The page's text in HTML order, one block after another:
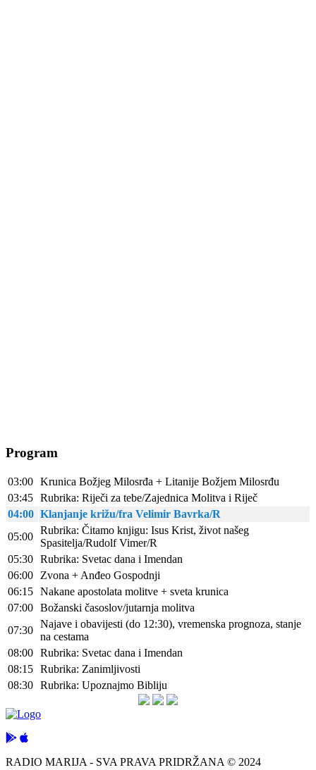
Program
03:00 Krunica Božjeg Milosrđa + Litanije Božjem Milosrđu
03:45 Rubrika: Riječi za tebe/Zajednica Molitva i Riječ
04:00 Klanjanje križu/fra Velimir Bavrka/R
05:00
Rubrika: Čitamo knjigu: Isus Krist, život našeg
Spasitelja/Rudolf Vimer/R
05:30 Rubrika: Svetac dana i Imendan
06:00
Zvona + Anđeo Gospodnji
06:15 Nakane apostolata molitve + sveta krunica
07:00 Božanski časoslov/jutarnja molitva
07:30
Najave i obavijesti (do 12:30), vremenska prognoza, stanje
na cestama
08:00 Rubrika: Svetac dana i Imendan
08:15 Rubrika: Zanimljivosti
08:30 Rubrika: Upoznajmo Bibliju
RADIO MARIJA - SVA PRAVA PRIDRŽANA © 2024